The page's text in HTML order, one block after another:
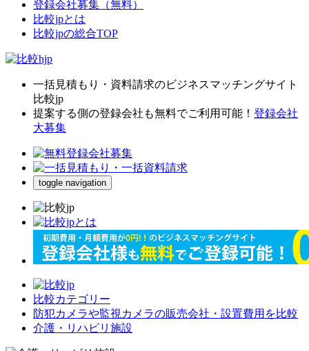
登録会社募集（無料）
比較jpとは
比較jpの総合TOP
一括見積もり・資料請求のビジネスマッチングサイト
比較jp
提案する側の登録会社も無料でご利用可能！ 登録会社
大募集
toggle navigation
比較カテゴリー
防犯カメラや監視カメラの販売会社・設置費用を比較
介護・リハビリ施設